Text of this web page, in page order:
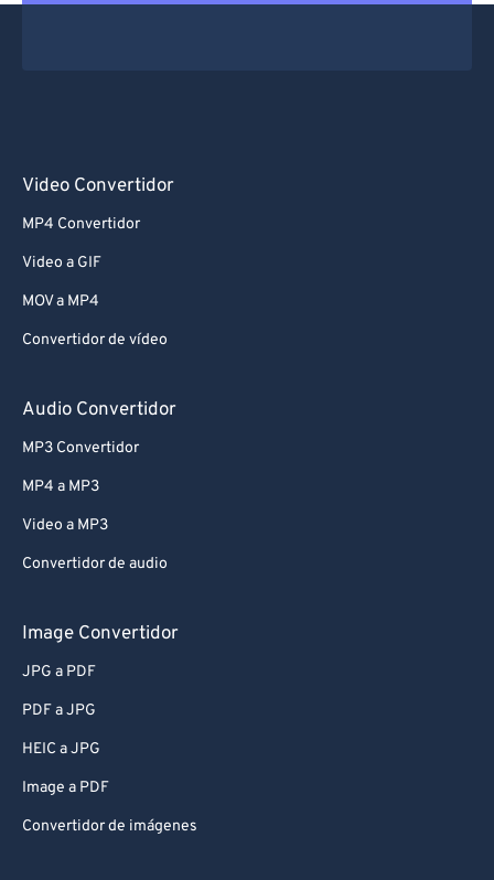
Video Convertidor
MP4 Convertidor
Video a GIF
MOV a MP4
Convertidor de vídeo
Audio Convertidor
MP3 Convertidor
MP4 a MP3
Video a MP3
Convertidor de audio
Image Convertidor
JPG a PDF
PDF a JPG
HEIC a JPG
Image a PDF
Convertidor de imágenes